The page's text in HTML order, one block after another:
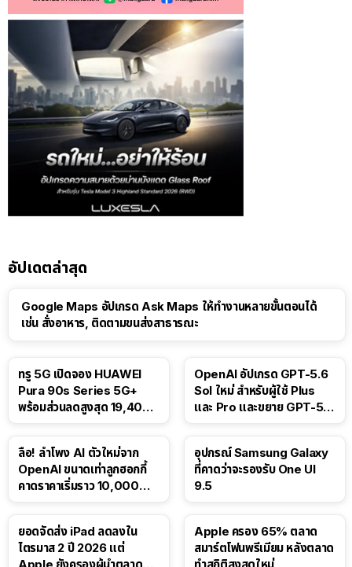
อัปเดตล่าสุด
Google Maps อัปเกรด Ask Maps ให้ทำงานหลายขั้นตอนได้
เช่น สั่งอาหาร, ติดตามขนส่งสาธารณะ
ทรู 5G เปิดจอง HUAWEI
Pura 90s Series 5G+
พร้อมส่วนลดสูงสุด 19,400
OpenAI อัปเกรด GPT-5.6
Sol ใหม่ สำหรับผู้ใช้ Plus
และ Pro และขยาย GPT-5.6
ลือ! ลำโพง AI ตัวใหม่จาก
OpenAI ขนาดเท่าลูกฮอกกี้
คาดราคาเริ่มราว 10,000
อุปกรณ์ Samsung Galaxy
ที่คาดว่าจะรองรับ One UI
9.5
ยอดจัดส่ง iPad ลดลงใน
ไตรมาส 2 ปี 2026 แต่
Apple ครอง 65% ตลาด
สมาร์ตโฟนพรีเมียม หลังตลาด